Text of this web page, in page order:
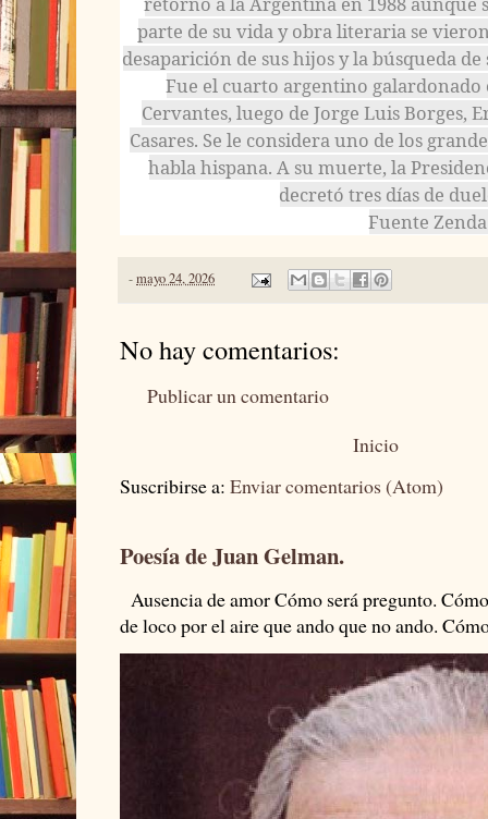
parte de su vida y obra literaria se
desaparición de sus hijos y la búsqueda
Fue el cuarto argentino
Cervantes, luego de Jorge Luis Borges,
Casares. Se le considera uno de los
habla hispana. A su muerte, la
decretó tres días de
Fuente
-mayo 24, 2026
No hay comentarios:
Publicar un comentario
Inicio
Suscribirse a: Enviar comentarios (Atom)
Poesía de Juan Gelman.
Ausencia de amor Cómo será pregunto.
de loco por el aire que ando que no ando.